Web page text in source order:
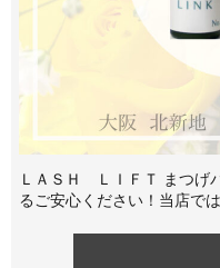
ＬＡＳＨ ＬＩＦＴ まつげ
る⁡ご安心ください！当店で